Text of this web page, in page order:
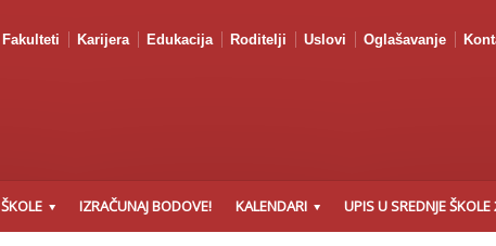
Fakulteti Karijera Edukacija Roditelji Uslovi Oglašavanje
IZRAČUNAJ BODOVE! KALENDARI UPIS U SREDNJE